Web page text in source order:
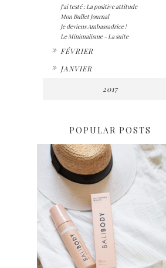
J'ai testé : La positive attitude
Mon Bullet Journal
Je deviens Ambassadrice !
Le Minimalisme - La suite
FÉVRIER
JANVIER
2017
POPULAR POSTS